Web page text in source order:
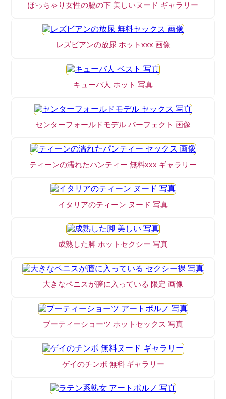
ぽっちゃり女性の脇の下 美しいヌード ギャラリー
レズビアンの放尿 ホットxxx 画像
キューバ人 ホット 写真
センターフォールドモデル パーフェクト 画像
ティーンの濡れたパンティー 無料xxx ギャラリー
イタリアのティーン ヌード 写真
成熟した脚 ホットセクシー 写真
大きなペニスが膣に入っている 限定 画像
ブーティーショーツ ホットセックス 写真
ゲイのチンポ 無料 ギャラリー